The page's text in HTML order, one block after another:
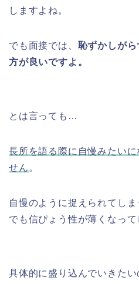
しますよね。
でも面接では、 恥ずかしが
方が良いですよ。
とは言っても…
長所を語る際に自慢みたい
せん 。
自慢のように捉えられてし
でも信ぴょう性が薄くなっ
具体的に盛り込んでいきた